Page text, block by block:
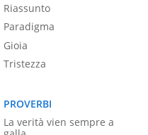
Riassunto
Paradigma
Gioia
Tristezza
PROVERBI
La verità vien sempre a